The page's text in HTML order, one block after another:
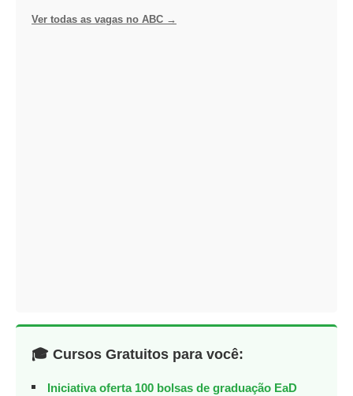
Ver todas as vagas no ABC →
🎓 Cursos Gratuitos para você:
Iniciativa oferta 100 bolsas de graduação EaD